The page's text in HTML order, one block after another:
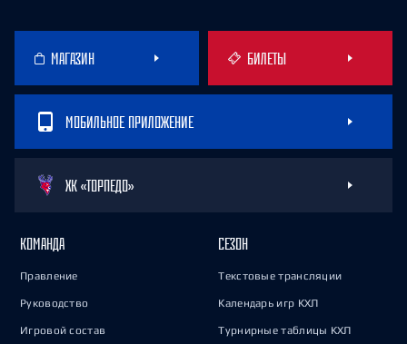
МАГАЗИН БИЛЕТЫ
МОБИЛЬНОЕ ПРИЛОЖЕНИЕ
ХК «ТОРПЕДО»
КОМАНДА
Правление
Руководство
Игровой состав
СЕЗОН
Текстовые трансляции
Календарь игр КХЛ
Турнирные таблицы КХЛ